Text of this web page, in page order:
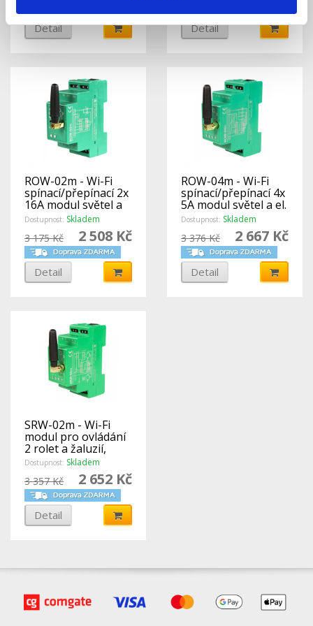
Detail poloh, SUPLA
Detail
ROW-02m - Wi-Fi
spínací/přepínací 2x
16A modul světel a
el. zásuvek, SUPLA,
2 vstupy, 2 výstupy
Dostupnost: Skladem
2 508 Kč
3 175 Kč
Detail
ROW-04m - Wi-Fi
spínací/přepínací 4x
5A modul světel a el.
zásuvek, SUPLA, 4
vstupy, 4 výstupy
Dostupnost: Skladem
2 667 Kč
3 376 Kč
Detail
SRW-02m - Wi-Fi
modul pro ovládání
2 rolet a žaluzií,
SUPLA
Dostupnost: Skladem
2 652 Kč
3 357 Kč
Detail